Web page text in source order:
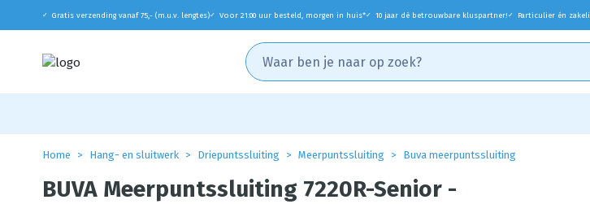
✓ Gratis verzending vanaf 75,- (m.u.v. lengtes)✓ Voor 21:00 uur besteld, morgen in huis*✓ 10 jaar dé betrouwbare kluspartner! ✓ Particulier én
Home Hang- en sluitwerk Driepuntssluiting Meerpuntssluiting Buva meerpuntssluiting
BUVA Meerpuntssluiting 7220R-Senior -